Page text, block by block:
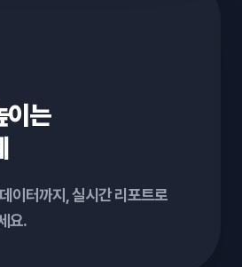
이는
이터까지, 실시간 리포트로
요.